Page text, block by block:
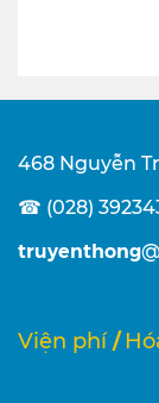
468 Nguyễn
☎ (028)
truyenthong
Viện phí /